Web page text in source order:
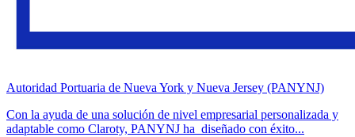
Autoridad Portuaria de Nueva York y Nueva Jersey (PANYNJ)
Con la ayuda de una solución de nivel empresarial personalizada y
adaptable como Claroty, PANYNJ ha diseñado con éxito...